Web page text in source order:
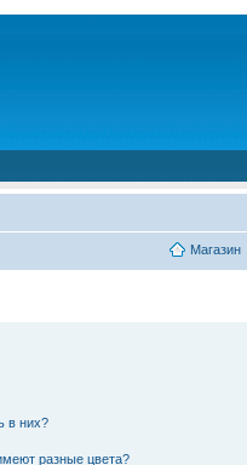
Магазин
в них?
разные цвета?